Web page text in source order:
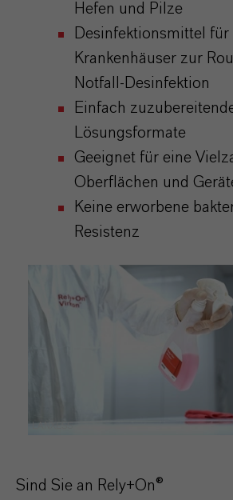
Hefen und Pilze
Desinfektionsmittel für
Krankenhäuser zur
Notfall-Desinfektion
Einfach
Lösungsformate
Geeignet für eine
Oberflächen und
Keine erworbene
Resistenz
LANXESS
Sind Sie an Rely+On®